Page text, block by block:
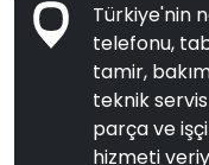
Türkiye'nin
telefonu,
tamir,
teknik
parça ve
hizmeti